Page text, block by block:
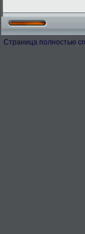
Страница полностью